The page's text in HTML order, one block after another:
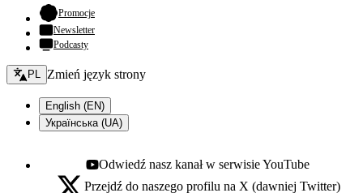
Promocje- otwiera się w nowej karcie
Newsletter
Podcasty
Zmień język - bieżący:
PL Zmień język strony
English (EN)
Українська (UA)
Youtube - otwiera się w nowej karcie
Odwiedź nasz kanał w serwisie YouTube
Przejdź do naszego profilu na X (dawniej Twitter)